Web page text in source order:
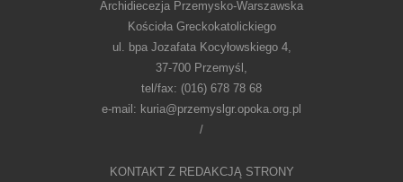
Archidiecezja Przemysko-Warszawska
Kościoła Greckokatolickiego
ul. bpa Jozafata Kocyłowskiego 4,
37-700 Przemyśl,
tel/fax: (016) 678 78 68
e-mail: kuria@przemyslgr.opoka.org.pl
/
KONTAKT Z REDAKCJĄ STRONY